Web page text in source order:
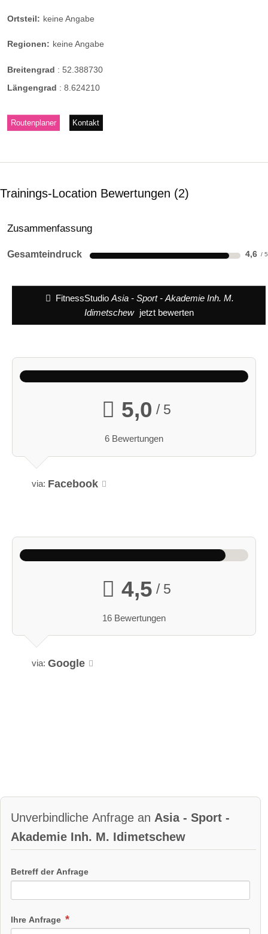
Ortsteil: keine Angabe
Regionen: keine Angabe
Breitengrad : 52.388730
Längengrad : 8.624210
Routenplaner Kontakt
Trainings-Location Bewertungen 2
Zusammenfassung
Gesamteindruck 4,6
FitnessStudioAsia - Sport - Akademie Inh. M.
Idimetschew
jetzt bewerten
5,0 / 5
6 Bewertungen
via: Facebook
4,5 / 5
16 Bewertungen
via: Google
Unverbindliche Anfrage an Asia - Sport -
Akademie Inh. M. Idimetschew
Betreff der Anfrage
Ihre Anfrage